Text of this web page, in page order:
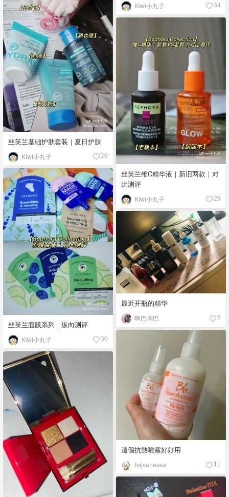
Kiwi小丸子 34
丝芙兰基础护肤套装｜夏日护肤
Kiwi小丸子 29
丝芙兰维C精华液｜新旧两款｜对
比测评
Kiwi小丸子 29
丝芙兰面膜系列｜纵向测评
Kiwi小丸子 30
最近开瓶的精华
啊巴啊巴 6
這個抗熱噴霧好好用
hsjvanessa 11